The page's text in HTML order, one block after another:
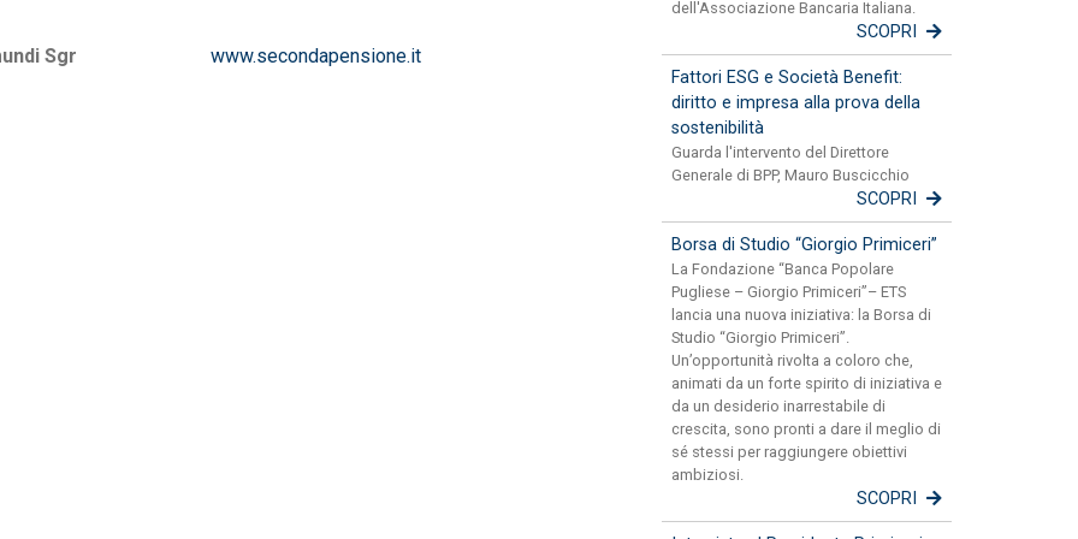
Sgr www.secondapensione.it
dell'Associazione Bancaria Italiana.
SCOPRI
Fattori ESG e Società Benefit:
diritto e impresa alla prova della
sostenibilità
Guarda l'intervento del Direttore
Generale di BPP, Mauro Buscicchio
SCOPRI
Borsa di Studio “Giorgio Primiceri”
La Fondazione “Banca Popolare
Pugliese – Giorgio Primiceri”– ETS
lancia una nuova iniziativa: la Borsa di
Studio “Giorgio Primiceri”.
Un’opportunità rivolta a coloro che,
animati da un forte spirito di iniziativa e
da un desiderio inarrestabile di
crescita, sono pronti a dare il meglio di
sé stessi per raggiungere obiettivi
ambiziosi.
SCOPRI